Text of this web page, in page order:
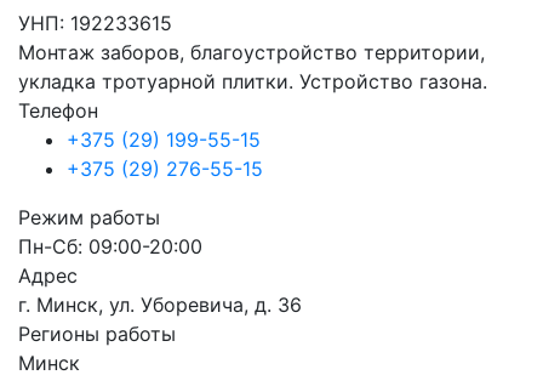
УНП: 192233615
Монтаж заборов, благоустройство территории,
укладка тротуарной плитки. Устройство газона.
Телефон
+375 (29) 199-55-15
+375 (29) 276-55-15
Режим работы
Пн-Сб: 09:00-20:00
Адрес
г. Минск, ул. Уборевича, д. 36
Регионы работы
Минск